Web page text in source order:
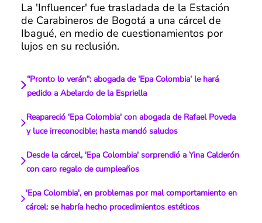
La 'Influencer' fue trasladada de la Estación
de Carabineros de Bogotá a una cárcel de
Ibagué, en medio de cuestionamientos por
lujos en su reclusión.
"Pronto lo verán": abogada de 'Epa Colombia' le hará
pedido a Abelardo de la Espriella
Reapareció 'Epa Colombia' con abogada de Rafael Poveda
y luce irreconocible; hasta mandó saludos
Desde la cárcel, 'Epa Colombia' sorprendió a Yina Calderón
con caro regalo de cumpleaños
'Epa Colombia', en problemas por mal comportamiento en
cárcel: se habría hecho procedimientos estéticos